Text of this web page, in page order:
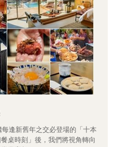
逢新舊年之交必登場的「十本
桌時刻」後，我們將視角轉向